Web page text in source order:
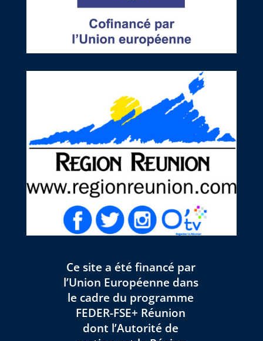
Ce site a été financé par
l’Union Européenne dans
le cadre du programme
FEDER-FSE+ Réunion
dont l’Autorité de